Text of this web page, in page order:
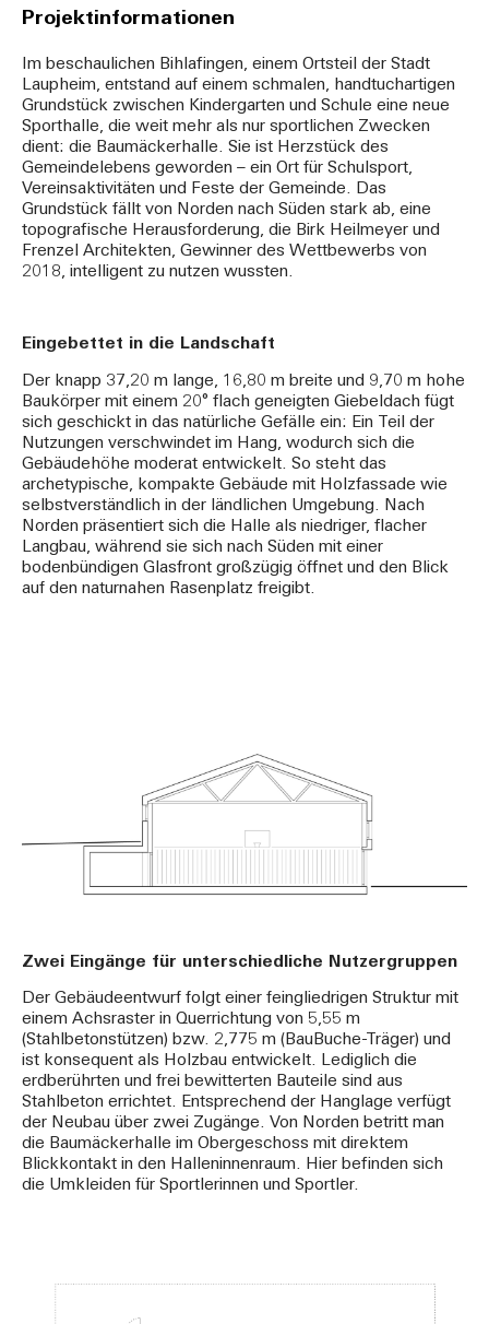
Projektinformationen
Im beschaulichen Bihlafingen, einem Ortsteil der Stadt
Laupheim, entstand auf einem schmalen, handtuchartigen
Grundstück zwischen Kindergarten und Schule eine neue
Sporthalle, die weit mehr als nur sportlichen Zwecken
dient: die Baumäckerhalle. Sie ist Herzstück des
Gemeindelebens geworden – ein Ort für Schulsport,
Vereinsaktivitäten und Feste der Gemeinde. Das
Grundstück fällt von Norden nach Süden stark ab, eine
topografische Herausforderung, die Birk Heilmeyer und
Frenzel Architekten, Gewinner des Wettbewerbs von
2018, intelligent zu nutzen wussten.
Eingebettet in die Landschaft
Der knapp 37,20 m lange, 16,80 m breite und 9,70 m hohe
Baukörper mit einem 20° flach geneigten Giebeldach fügt
sich geschickt in das natürliche Gefälle ein: Ein Teil der
Nutzungen verschwindet im Hang, wodurch sich die
Gebäudehöhe moderat entwickelt. So steht das
archetypische, kompakte Gebäude mit Holzfassade wie
selbstverständlich in der ländlichen Umgebung. Nach
Norden präsentiert sich die Halle als niedriger, flacher
Langbau, während sie sich nach Süden mit einer
bodenbündigen Glasfront großzügig öffnet und den Blick
auf den naturnahen Rasenplatz freigibt.
Zwei Eingänge für unterschiedliche Nutzergruppen
Der Gebäudeentwurf folgt einer feingliedrigen Struktur mit
einem Achsraster in Querrichtung von 5,55 m
(Stahlbetonstützen) bzw. 2,775 m (BauBuche-Träger) und
ist konsequent als Holzbau entwickelt. Lediglich die
erdberührten und frei bewitterten Bauteile sind aus
Stahlbeton errichtet. Entsprechend der Hanglage verfügt
der Neubau über zwei Zugänge. Von Norden betritt man
die Baumäckerhalle im Obergeschoss mit direktem
Blickkontakt in den Halleninnenraum. Hier befinden sich
die Umkleiden für Sportlerinnen und Sportler.